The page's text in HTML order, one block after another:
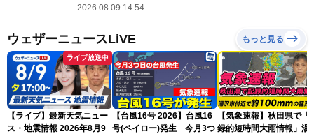
2026.08.09 14:54
ウェザーニュースLiVE もっと見る
ライブ放送中
【ライブ】最新天気ニュー
ス・地震情報 2026年8月9
【台風16号 2026】台風16
号(ペイロー)発生 今月3つ
【気象速報】秋田県で「
録的短時間大雨情報」湯